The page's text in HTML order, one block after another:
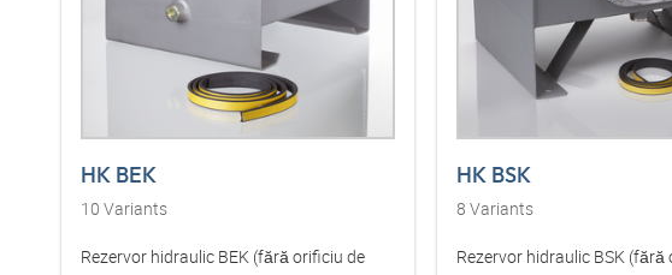
HK BEK
10 Variants
Rezervor hidraulic BEK (fără orificiu de
HK BSK
8 Variants
Rezervor hidraulic BSK (fără